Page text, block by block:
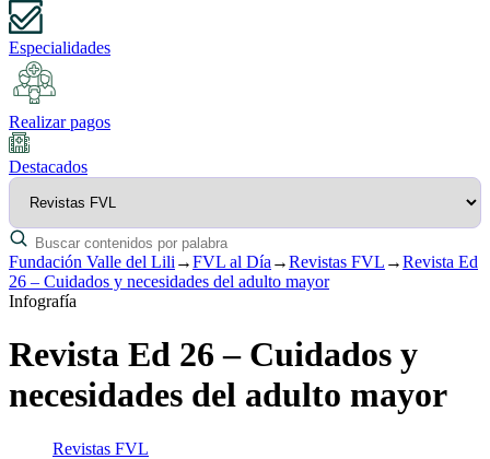
Especialidades
Realizar pagos
Destacados
Fundación Valle del Lili →FVL al Día →Revistas FVL →Revista Ed
26 – Cuidados y necesidades del adulto mayor
Infografía
Revista Ed 26 – Cuidados y
necesidades del adulto mayor
Revistas FVL